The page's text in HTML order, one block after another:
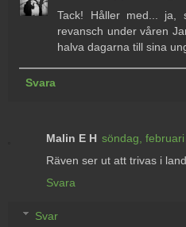
Tack! Håller med...
revansch under våren
halva dagarna till sina
Svara
Malin E H söndag,
Räven ser ut att trivas i
Svara
Svar